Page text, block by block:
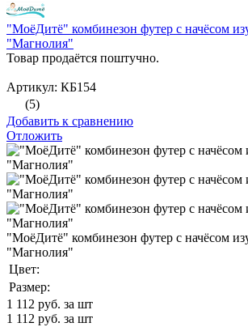
"МоёДитё" комбинезон футер с начёсом
"Магнолия"
Товар продаётся поштучно.
Артикул: КБ154
(5)
Добавить к сравнению
Отложить
"МоёДитё" комбинезон футер с начёсом
"Магнолия"
Цвет:
Размер:
1 112 руб. за шт
1 112 руб. за шт